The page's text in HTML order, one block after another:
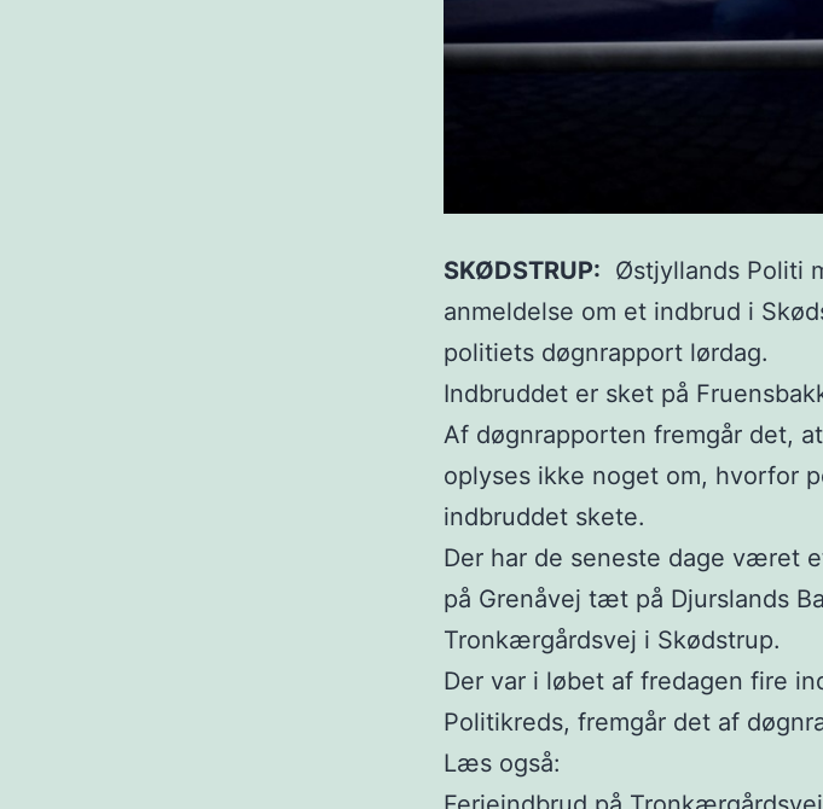
SKØDSTRUP: Østjyllands Politi
anmeldelse om et indbrud i
politiets døgnrapport lørdag.
Indbruddet er sket på
Af døgnrapporten fremgår det,
oplyses ikke noget om, hvorfor
indbruddet skete.
Der har de seneste dage været
på Grenåvej tæt på Djurslands
Tronkærgårdsvej i Skødstrup.
Der var i løbet af fredagen fire
Politikreds, fremgår det af
Læs også: